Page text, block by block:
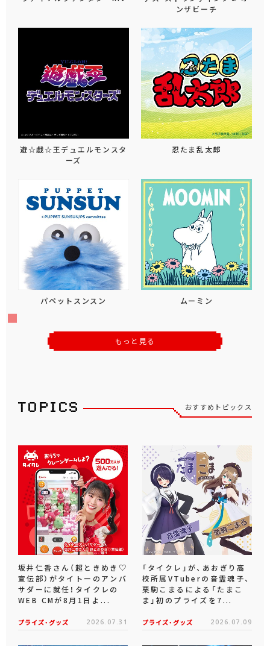
ンザビーチ
遊☆戯☆王デュエルモンスタ
ーズ
忍たま乱太郎
パペットスンスン ムーミン
もっと見る
おすすめトピックス
坂井仁香さん（超ときめき♡
宣伝部）がタイトーのアンバ
サダーに就任！タイクレの
WEB CMが8月1日よ...
プライズ・グッズ 2026.07.31
「タイクレ」が、あおぎり高
校所属VTuberの音霊魂子、
栗駒こまるによる「たまこ
ま」初のプライズを7...
プライズ・グッズ 2026.07.09